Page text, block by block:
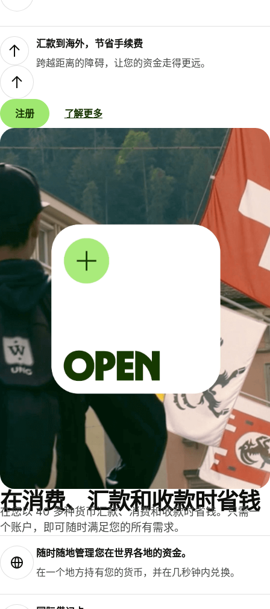
汇款到海外，节省手续费
跨越距离的障碍，让您的资金走得更远。
注册 了解更多
在消费、汇款和收款时省钱
在您以 40 多种货币汇款、消费和收款时省钱。只需一
个账户，即可随时满足您的所有需求。
随时随地管理您在世界各地的资金。
在一个地方持有您的货币，并在几秒钟内兑换。